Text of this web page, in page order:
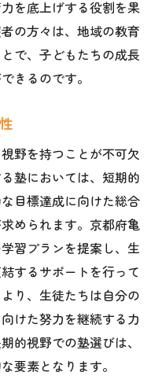
を底上げする役割を果
の方々は、地域の教育
で、子どもたちの成長
きるのです。
野を持つことが不可欠
塾においては、短期的
目標達成に向けた総合
められます。京都府亀
習プランを提案し、生
するサポートを行って
り、生徒たちは自分の
けた努力を継続する力
的視野での塾選びは、
要素となります。